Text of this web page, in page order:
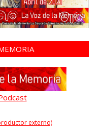
externo)